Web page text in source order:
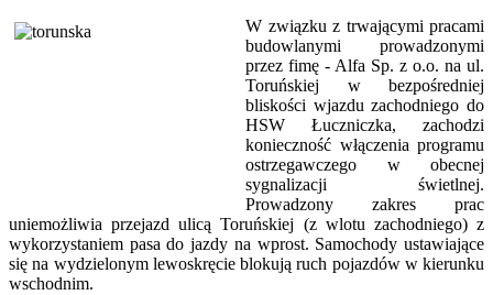
W związku z trwającymi pracami
budowlanymi prowadzonymi
przez fimę - Alfa Sp. z o.o. na ul.
Toruńskiej w bezpośredniej
bliskości wjazdu zachodniego do
HSW Łuczniczka, zachodzi
konieczność włączenia programu
ostrzegawczego w obecnej
sygnalizacji świetlnej.
Prowadzony zakres prac
uniemożliwia przejazd ulicą Toruńskiej (z wlotu zachodniego) z
wykorzystaniem pasa do jazdy na wprost. Samochody ustawiające
się na wydzielonym lewoskręcie blokują ruch pojazdów w kierunku
wschodnim.